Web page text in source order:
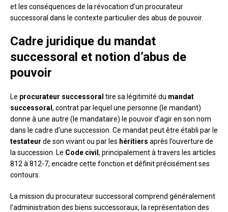
et les conséquences de la révocation d’un procurateur
successoral dans le contexte particulier des abus de pouvoir.
Cadre juridique du mandat
successoral et notion d’abus de
pouvoir
Le procurateur successoral tire sa légitimité du mandat
successoral , contrat par lequel une personne (le mandant)
donne à une autre (le mandataire) le pouvoir d’agir en son nom
dans le cadre d’une succession. Ce mandat peut être établi par le
testateur de son vivant ou par les héritiers après l’ouverture de
la succession. Le Code civil , principalement à travers les articles
812 à 812-7, encadre cette fonction et définit précisément ses
contours.
La mission du procurateur successoral comprend généralement
l’administration des biens successoraux, la représentation des